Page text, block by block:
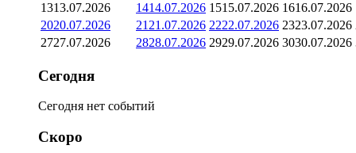
1313.07.2026 1414.07.2026 1515.07.2026 1616.07.2026
2020.07.2026 21 21.07.2026 2222.07.2026 2323.07.2026
2727.07.2026 2828.07.2026 2929.07.2026 3030.07.2026
Сегодня
Сегодня нет событий
Скоро